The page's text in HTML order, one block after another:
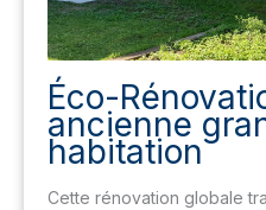
Éco-
ancienne
habitation
Cette rénovation globale